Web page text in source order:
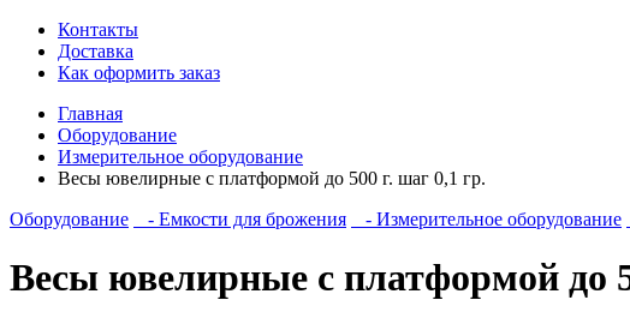
Контакты
Доставка
Как оформить заказ
Главная
Оборудование
Измерительное оборудование
Весы ювелирные с платформой до 500 г. шаг 0,1 гр.
Оборудование
- Емкости для брожения - Измерительное оборудование
Весы ювелирные с платформой до